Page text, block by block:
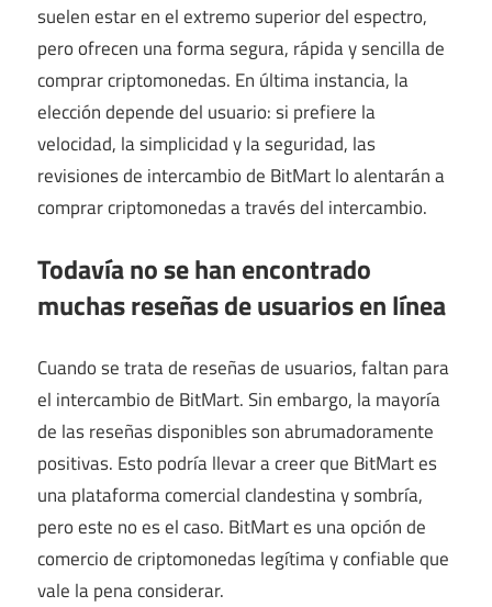
suelen estar en el extremo superior del espectro,
pero ofrecen una forma segura, rápida y sencilla de
comprar criptomonedas. En última instancia, la
elección depende del usuario: si prefiere la
velocidad, la simplicidad y la seguridad, las
revisiones de intercambio de BitMart lo alentarán a
comprar criptomonedas a través del intercambio.
Todavía no se han encontrado
muchas reseñas de usuarios en línea
Cuando se trata de reseñas de usuarios, faltan para
el intercambio de BitMart. Sin embargo, la mayoría
de las reseñas disponibles son abrumadoramente
positivas. Esto podría llevar a creer que BitMart es
una plataforma comercial clandestina y sombría,
pero este no es el caso. BitMart es una opción de
comercio de criptomonedas legítima y confiable que
vale la pena considerar.